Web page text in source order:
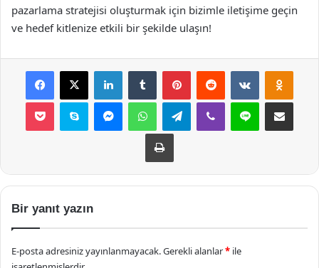
pazarlama stratejisi oluşturmak için bizimle iletişime geçin
ve hedef kitlenize etkili bir şekilde ulaşın!
Facebook
X LinkedInTumblr PinterestReddit VKontakte
Pocket Skype MessengerWhatsAppTelegramViber Line E-Posta ile
Yazdır
Bir yanıt yazın
E-posta adresiniz yayınlanmayacak.Gerekli alanlar* ile